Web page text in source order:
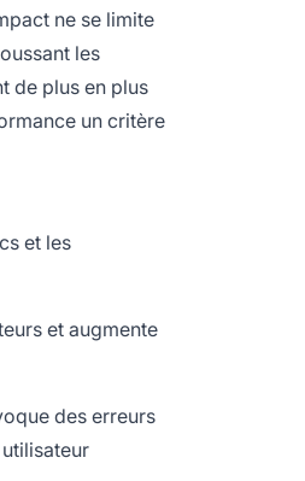
ne se limite
les
de plus en plus
un critère
et les
et augmente
des erreurs